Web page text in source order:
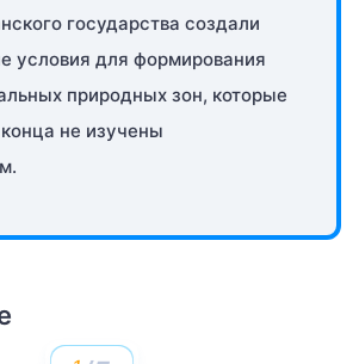
государства создали
условия для формирования
природных зон, которые
не изучены